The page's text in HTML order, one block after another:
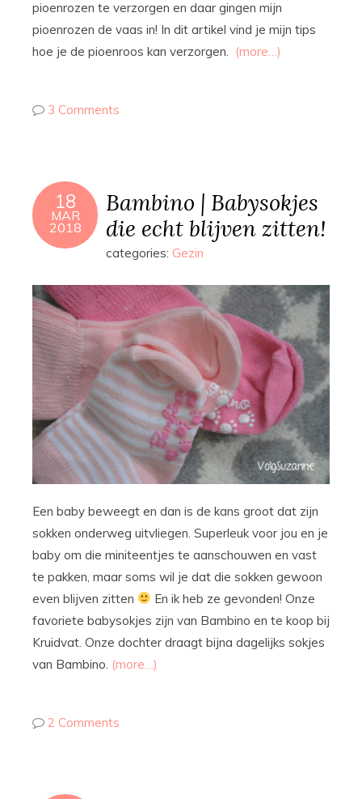
pioenrozen te verzorgen en daar gingen mijn
pioenrozen de vaas in! In dit artikel vind je mijn tips
hoe je de pioenroos kan verzorgen. (more…)
3 Comments
18
MAR
2018
Bambino | Babysokjes
die echt blijven zitten!
categories: Gezin
Een baby beweegt en dan is de kans groot dat zijn
sokken onderweg uitvliegen. Superleuk voor jou en je
baby om die miniteentjes te aanschouwen en vast
te pakken, maar soms wil je dat die sokken gewoon
even blijven zitten
En ik heb ze gevonden! Onze
favoriete babysokjes zijn van Bambino en te koop bij
Kruidvat. Onze dochter draagt bijna dagelijks sokjes
van Bambino. (more…)
2 Comments